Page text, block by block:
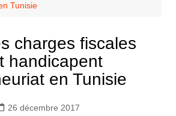
Tunisie
charges fiscales
handicapent
en Tunisie
26 décembre 2017